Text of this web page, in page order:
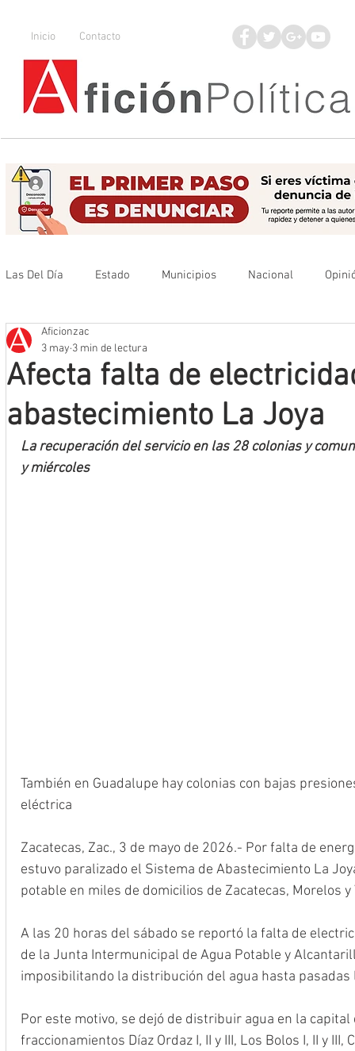
Inicio Contacto
Las Del Día Estado Municipios Nacional
Que no se olvide
Mineros LNBP
Afecta falta de
abastecimiento La Joya
Aficionzac
3 may 3 min de lectura
La recuperación del servicio en las 28 colonias y
y miércoles
También en Guadalupe hay colonias con bajas
eléctrica
Zacatecas, Zac., 3 de mayo de 2026.- Por falta de
estuvo paralizado el Sistema de Abastecimiento La
potable en miles de domicilios de Zacatecas, Morelos y
A las 20 horas del sábado se reportó la falta de
de la Junta Intermunicipal de Agua Potable y
imposibilitando la distribución del agua hasta
Por este motivo, se dejó de distribuir agua en la
fraccionamientos Díaz Ordaz I, II y III, Los Bolos I, II y